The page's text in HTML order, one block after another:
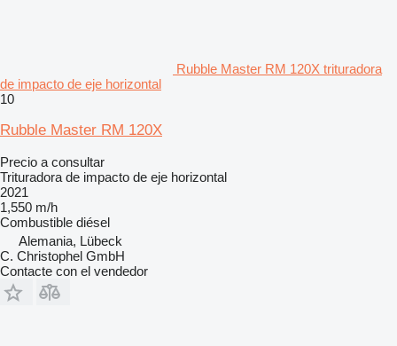
Rubble Master RM 120X trituradora
de impacto de eje horizontal
10
Rubble Master RM 120X
Precio a consultar
Trituradora de impacto de eje horizontal
2021
1,550 m/h
Combustible diésel
Alemania, Lübeck
C. Christophel GmbH
Contacte con el vendedor